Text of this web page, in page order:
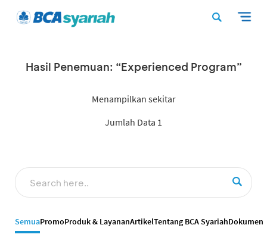
Hasil Penemuan: “Experienced Program”
Menampilkan sekitar
Jumlah Data 1
SemuaPromoProduk & LayananArtikelTentang BCA SyariahDokumen